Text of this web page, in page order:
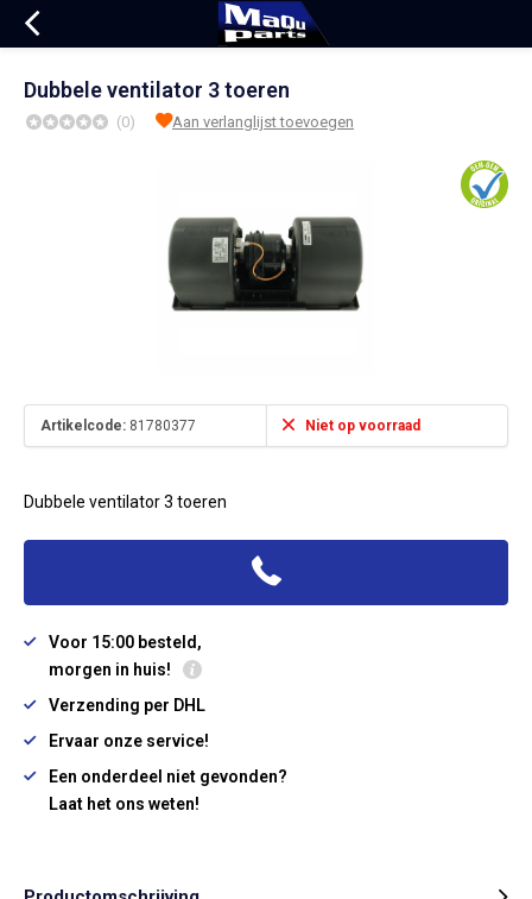
Dubbele ventilator 3 toeren
(0) Aan verlanglijst toevoegen
Artikelcode: 81780377 Niet op voorraad
Dubbele ventilator 3 toeren
Voor 15:00 besteld,
morgen in huis!
Verzending per DHL
Ervaar onze service!
Een onderdeel niet gevonden?
Laat het ons weten!